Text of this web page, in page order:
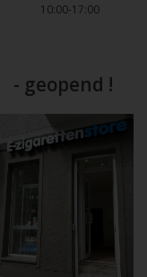
10:00-17:00
- geopend !